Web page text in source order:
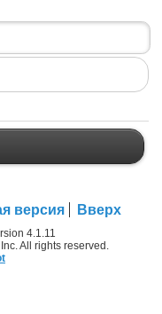
версия Вверх
4.1.11
All rights reserved.